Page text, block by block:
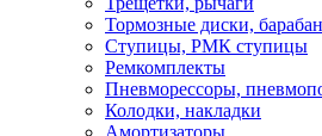
Тормозные диски,
Ступицы, РМК ступицы
Ремкомплекты
Пневморессоры,
Колодки, накладки
Амортизаторы